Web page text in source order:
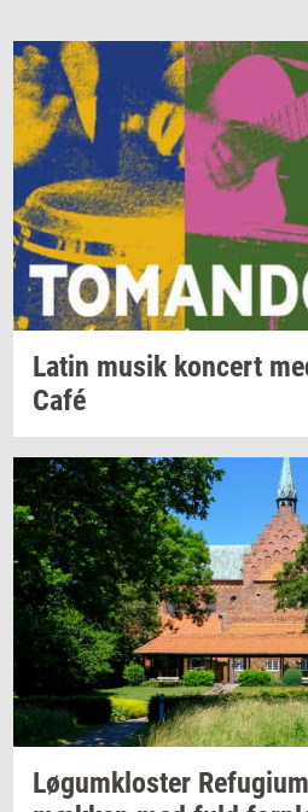
Latin musik kon­cert
Café
Løgum­klo­ster